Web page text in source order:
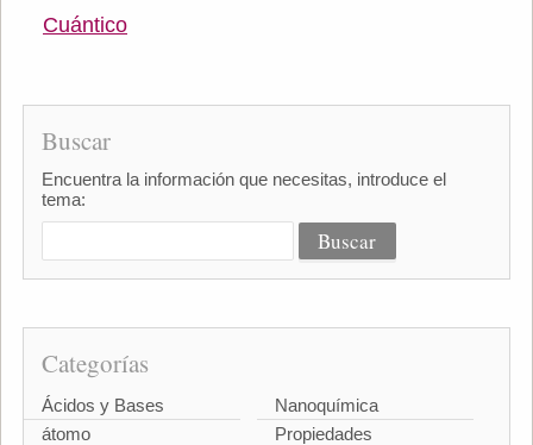
Cuántico
Buscar
Encuentra la información que necesitas, introduce el
tema:
Categorías
Ácidos y Bases
átomo
Nanoquímica
Propiedades